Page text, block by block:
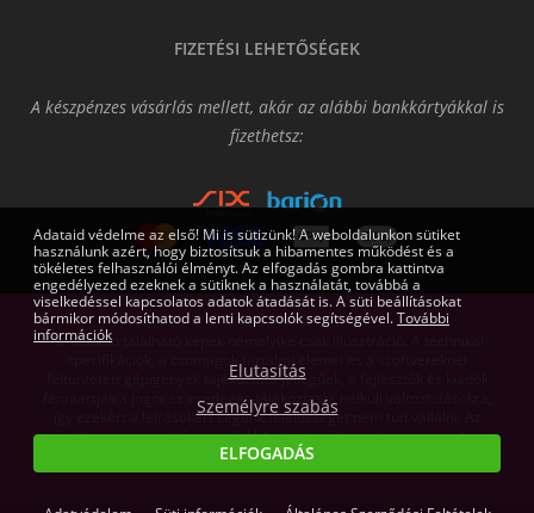
FIZETÉSI LEHETŐSÉGEK
A készpénzes vásárlás mellett, akár az alábbi bankkártyákkal is
fizethetsz:
Az oldalon található képek némelyike csak illusztráció. A technikai
specifikációk, a csomagok tartalmi elemei és a szoftvereknél
feltüntetett gépigények tájékoztató jellegűek, a fejlesztők és kiadók
fenntartják a jogot az esetleges tájékoztatás nélküli változtatásokra,
így ezekért a leírásokért cégünk felelősséget nem tud vállalni. Az
árváltoztatás jogát fenntartjuk! Az itt megjelent írásos anyagok a
Gamers.eu Kft. tulajdonát képezik.
Adataid védelme az első! Mi is sütizünk! A weboldalunkon sütiket
használunk azért, hogy biztosítsuk a hibamentes működést és a
tökéletes felhasználói élményt. Az elfogadás gombra kattintva
engedélyezed ezeknek a sütiknek a használatát, továbbá a
viselkedéssel kapcsolatos adatok átadását is. A süti beállításokat
bármikor módosíthatod a lenti kapcsolók segítségével.További
információk
Elutasítás
Személyre szabás
ELFOGADÁS